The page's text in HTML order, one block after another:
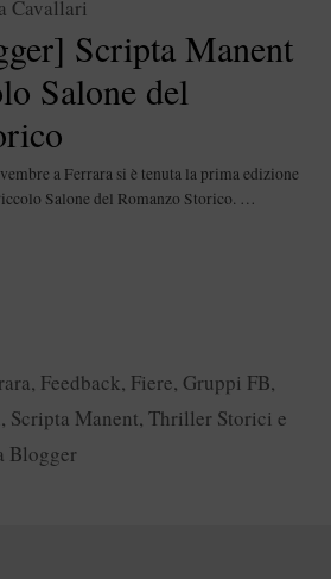
Scripta Manent
Salone del
Cavallari
a Ferrara si è tenuta la prima edizione
Salone del Romanzo Storico. …
, Feedback, Fiere, Gruppi FB,
, Scripta Manent, Thriller Storici e
Blogger